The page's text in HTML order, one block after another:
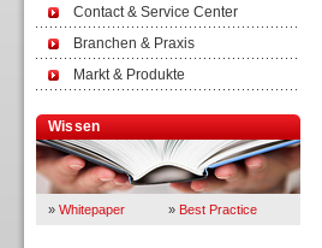
Contact & Service Center
Branchen & Praxis
Markt & Produkte
Wissen
» Whitepaper » Best Practice